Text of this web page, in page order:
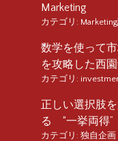
Marketing
カテゴリ:
数学を使って
を攻略した西
カテゴリ:
正しい選択肢
る “一挙両得”
カテゴリ: 独自企画